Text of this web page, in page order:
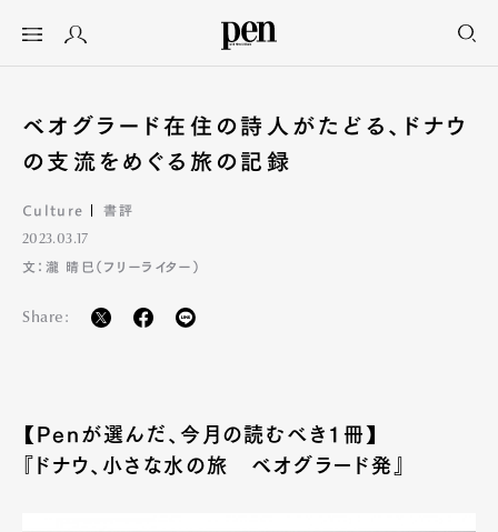
ベオグラード在住の詩人がたどる、ドナウ
の支流をめぐる旅の記録
Culture 書評
2023.03.17
文：瀧 晴巳（フリーライター）
Share:
【Penが選んだ、今月の読むべき1冊】
『ドナウ、小さな水の旅 ベオグラード発』